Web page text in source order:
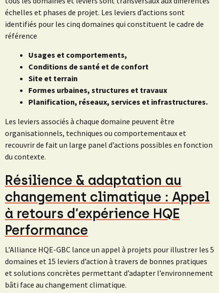
échelles et phases de projet. Les leviers d’actions sont
identifiés pour les cinq domaines qui constituent le cadre de
référence
Usages et comportements,
Conditions de santé et de confort
Site et terrain
Formes urbaines, structures et travaux
Planification, réseaux, services et infrastructures.
Les leviers associés à chaque domaine peuvent être
organisationnels, techniques ou comportementaux et
recouvrir de fait un large panel d’actions possibles en fonction
du contexte.
Résilience & adaptation au
changement climatique : Appel
à retours d’expérience HQE
Performance
L’Alliance HQE-GBC lance un appel à projets pour illustrer les 5
domaines et 15 leviers d’action à travers de bonnes pratiques
et solutions concrètes permettant d’adapter l’environnement
bâti face au changement climatique.